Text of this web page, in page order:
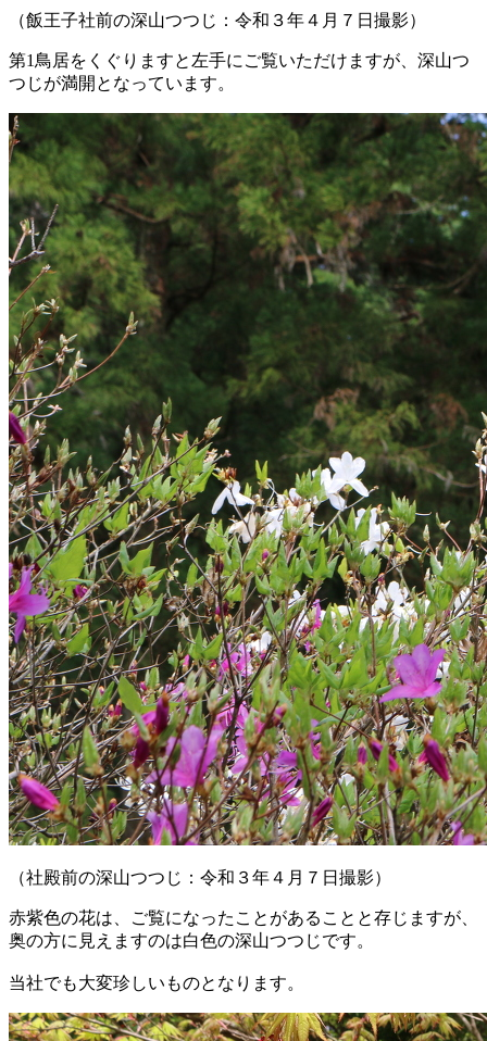
（飯王子社前の深山つつじ：令和３年４月７日撮影）
第1鳥居をくぐりますと左手にご覧いただけますが、深山つ
つじが満開となっています。
（社殿前の深山つつじ：令和３年４月７日撮影）
赤紫色の花は、ご覧になったことがあることと存じますが、
奥の方に見えますのは白色の深山つつじです。
当社でも大変珍しいものとなります。